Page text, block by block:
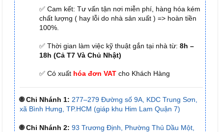
✅ Cam kết: Tư vấn tận nơi miễn phí, hàng hóa kém
chất lượng ( hay lỗi do nhà sản xuất ) => hoàn tiền
100%.
✅ Thời gian làm việc kỹ thuật gắn tại nhà từ: 8h –
18h (Cả T7 Và Chủ Nhật)
✅ Có xuất hóa đơn VAT cho Khách Hàng
🌐 Chi Nhánh 1: 277–279 Đường số 9A, KDC Trung Sơn,
xã Bình Hưng, TP.HCM (giáp khu Him Lam Quận 7)
🌐 Chi Nhánh 2: 93 Trương Định, Phường Thủ Dầu Một,